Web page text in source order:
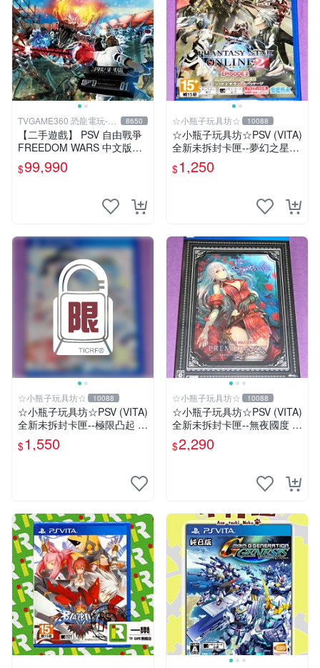
TVGAME360 恐龍電玩-台
中店
8650
【二手遊戲】 PSV 自由戰爭
FREEDOM WARS 中文版
【台中恐龍電玩】
$99,990
☆小瓶子玩具坊☆ 10088
☆小瓶子玩具坊☆PSV (VITA)
全新未拆封卡匣--夢幻之星網
路版2 EPISODE 2 日文豪華
包
$1,250
☆小瓶子玩具坊☆ 10088
☆小瓶子玩具坊☆PSV (VITA)
全新未拆封卡匣--極限凸起 萌
萌水晶 / 萌情水晶 中文版
$1,550
☆小瓶子玩具坊☆ 10088
☆小瓶子玩具坊☆PSV (VITA)
全新未拆封卡匣--無夜國度 珍
藏盒版 / 限定版 (日版)
$2,290